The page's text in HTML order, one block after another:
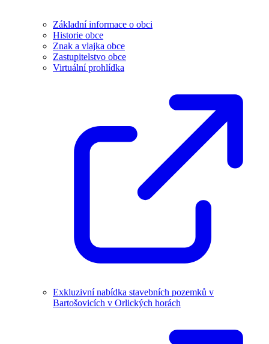
Základní informace o obci
Historie obce
Znak a vlajka obce
Zastupitelstvo obce
Virtuální prohlídka
Exkluzivní nabídka stavebních pozemků v
Bartošovicích v Orlických horách